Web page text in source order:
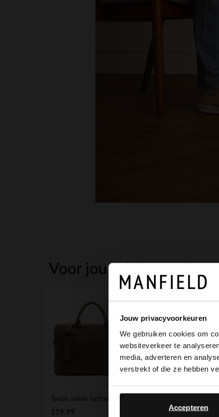
Jouw privacyvoorkeuren
We gebruiken cookies om
websiteverkeer te
media, adverteren en
verstrekt of die ze hebben
Accepteren
Voor jou erbij gezocht
159.99